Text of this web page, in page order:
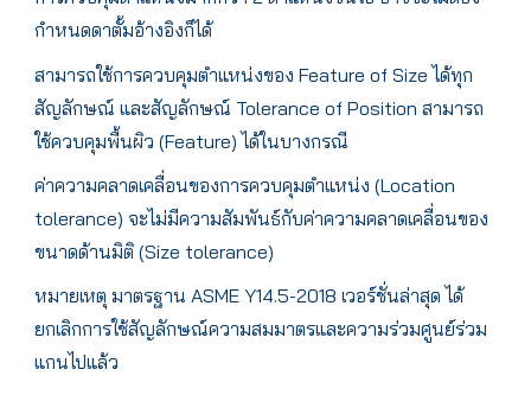
กำหนดดาตั้มอ้างอิงก็ได้
สามารถใช้การควบคุมตำแหน่งของ Feature of Size ได้ทุก
สัญลักษณ์ และสัญลักษณ์ Tolerance of Position สามารถ
ใช้ควบคุมพื้นผิว (Feature) ได้ในบางกรณี
ค่าความคลาดเคลื่อนของการควบคุมตำแหน่ง (Location
tolerance) จะไม่มีความสัมพันธ์กับค่าความคลาดเคลื่อนของ
ขนาดด้านมิติ (Size tolerance)
หมายเหตุ มาตรฐาน ASME Y14.5-2018 เวอร์ชั่นล่าสุด ได้
ยกเลิกการใช้สัญลักษณ์ความสมมาตรและความร่วมศูนย์ร่วม
แกนไปแล้ว